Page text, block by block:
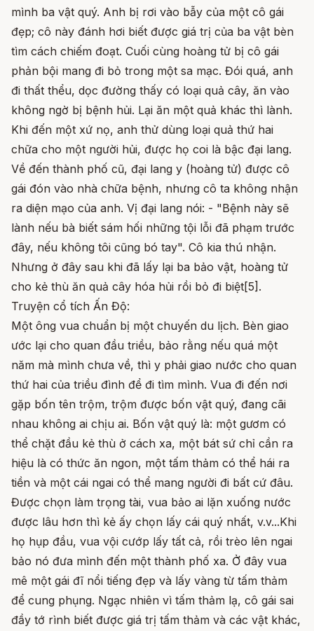
mình ba vật quý. Anh bị rơi vào bẫy của một cô gái
đẹp; cô này đánh hơi biết được giá trị của ba vật bèn
tìm cách chiếm đoạt. Cuối cùng hoàng tử bị cô gái
phản bội mang đi bỏ trong một sa mạc. Đói quá, anh
đi thất thểu, dọc đường thấy có loại quả cây, ăn vào
không ngờ bị bệnh hủi. Lại ăn một quả khác thì lành.
Khi đến một xứ nọ, anh thử dùng loại quả thứ hai
chữa cho một người hủi, được họ coi là bậc đại lang.
Về đến thành phố cũ, đại lang y (hoàng tử) được cô
gái đón vào nhà chữa bệnh, nhưng cô ta không nhận
ra diện mạo của anh. Vị đại lang nói: - "Bệnh này sẽ
lành nếu bà biết sám hối những tội lỗi đã phạm trước
đây, nếu không tôi cũng bó tay". Cô kia thú nhận.
Nhưng ở đây sau khi đã lấy lại ba bảo vật, hoàng tử
cho kẻ thù ăn quả cây hóa hủi rồi bỏ đi biệt[5].
Truyện cổ tích Ấn Độ:
Một ông vua chuẩn bị một chuyến du lịch. Bèn giao
ước lại cho quan đầu triều, bảo rằng nếu quá một
năm mà mình chưa về, thì y phải giao nước cho quan
thứ hai của triều đình để đi tìm mình. Vua đi đến nơi
gặp bốn tên trộm, trộm được bốn vật quý, đang cãi
nhau không ai chịu ai. Bốn vật quý là: một gươm có
thể chặt đầu kẻ thù ở cách xa, một bát sứ chỉ cần ra
hiệu là có thức ăn ngon, một tấm thảm có thể hái ra
tiền và một cái ngai có thể mang người đi bất cứ đâu.
Được chọn làm trọng tài, vua bảo ai lặn xuống nước
được lâu hơn thì kẻ ấy chọn lấy cái quý nhất, v.v...Khi
họ hụp đầu, vua vội cướp lấy tất cả, rồi trèo lên ngai
bảo nó đưa mình đến một thành phố xa. Ở đây vua
mê một gái đĩ nổi tiếng đẹp và lấy vàng từ tấm thảm
để cung phụng. Ngạc nhiên vì tấm thảm lạ, cô gái sai
đầy tớ rình biết được giá trị tấm thảm và các vật khác,